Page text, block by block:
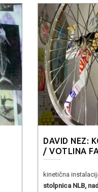
DAVID NEZ:
/ VOTLINA
kinetična
stolpnica NLB,